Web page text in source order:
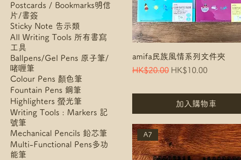
Postcards / Bookmarks明信
片/書簽
Sticky Note 告示類
All Writing Tools 所有書寫
工具
Ballpens/Gel Pens 原子筆/
啫喱筆
Colour Pens 顏色筆
Fountain Pens 鋼筆
Highlighters 螢光筆
Writing Tools : Markers 記
號筆
Mechanical Pencils 鉛芯筆
Multi-Functional Pens多功
能筆
amifa民族風情系列文件夾
Regular Price
HK$20.00 Sale Price
HK$10.00
加入購物車
A7